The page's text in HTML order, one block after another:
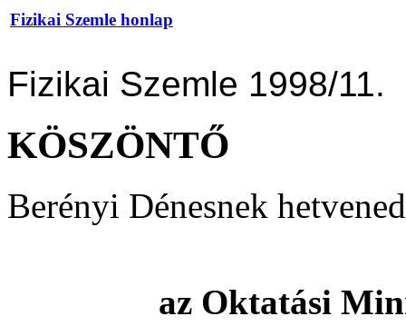
Fizikai Szemle honlap
Fizikai Szemle 1998/11.
KÖSZÖNTŐ
Berényi Dénesnek
az Oktatási